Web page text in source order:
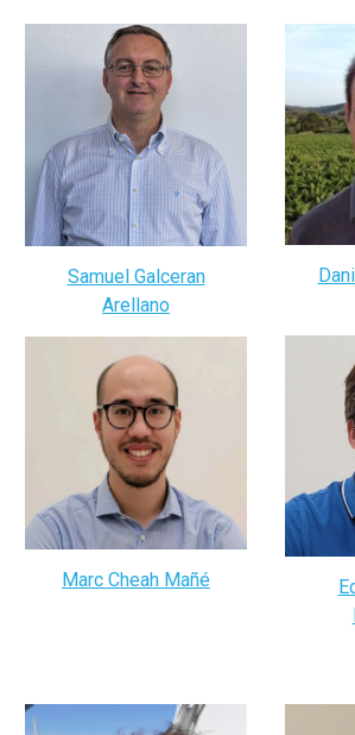
Samuel Galceran
Arellano
Marc Cheah Mañé